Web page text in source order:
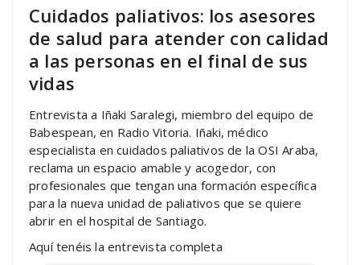
Cuidados paliativos: los asesores
de salud para atender con calidad
a las personas en el final de sus
vidas
Entrevista a Iñaki Saralegi, miembro del equipo de
Babespean, en Radio Vitoria. Iñaki, médico
especialista en cuidados paliativos de la OSI Araba,
reclama un espacio amable y acogedor, con
profesionales que tengan una formación específica
para la nueva unidad de paliativos que se quiere
abrir en el hospital de Santiago.
Aquí tenéis la entrevista completa